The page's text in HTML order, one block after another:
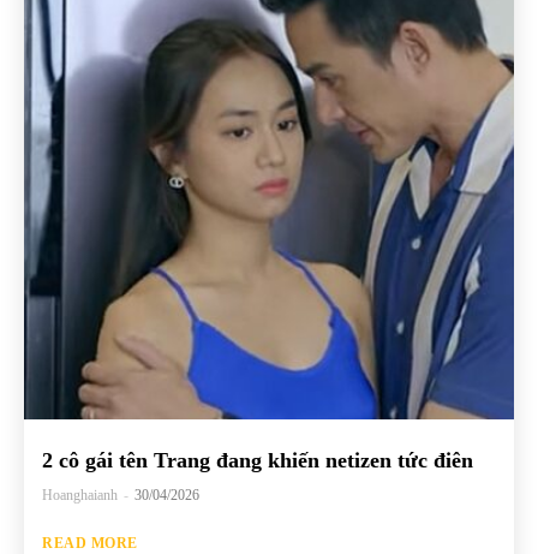
2 cô gái tên Trang đang khiến netizen tức điên
Hoanghaianh - 30/04/2026
READ MORE